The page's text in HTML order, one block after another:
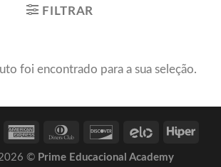
FILTRAR
foi encontrado para a sua seleção.
© Prime Educacional Academy